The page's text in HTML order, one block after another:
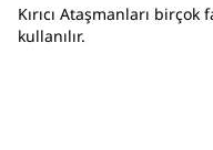
Kırıcı Ataşmanları birçok
kullanılır.